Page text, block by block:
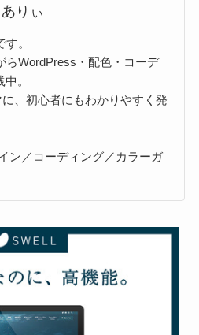
ありぃ
。
らWordPress・配色・コーデ
。
、初心者にもわかりやすく発
ン／コーディング／カラーガ